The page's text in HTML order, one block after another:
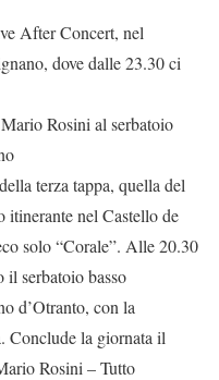
After Concert, nel
dove dalle 23.30 ci
Rosini al serbatoio
terza tappa, quella del
nel Castello de
solo “Corale”. Alle 20.30
il serbatoio basso
d’Otranto, con la
Conclude la giornata il
Rosini – Tutto